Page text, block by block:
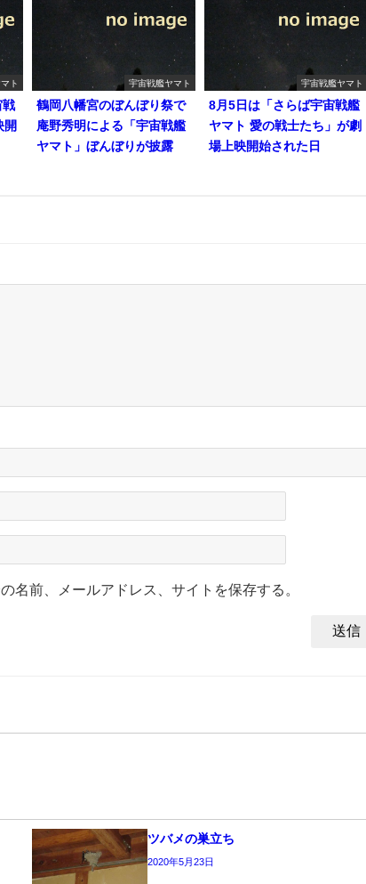
ト
戦
開
宇宙戦艦ヤマト
鶴岡八幡宮のぼんぼり祭で
庵野秀明による「宇宙戦艦
ヤマト」ぼんぼりが披露
宇宙戦艦ヤマト
8月5日は「さらば宇宙戦艦
ヤマト 愛の戦士たち」が劇
場上映開始された日
名前、メールアドレス、サイトを保存する。
ツバメの巣立ち
2020年5月23日